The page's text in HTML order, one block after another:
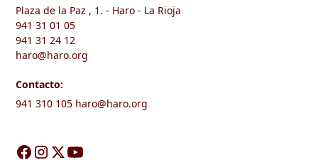
Plaza de la Paz , 1. - Haro - La Rioja
941 31 01 05
941 31 24 12
haro@haro.org
Contacto:
941 310 105 haro@haro.org